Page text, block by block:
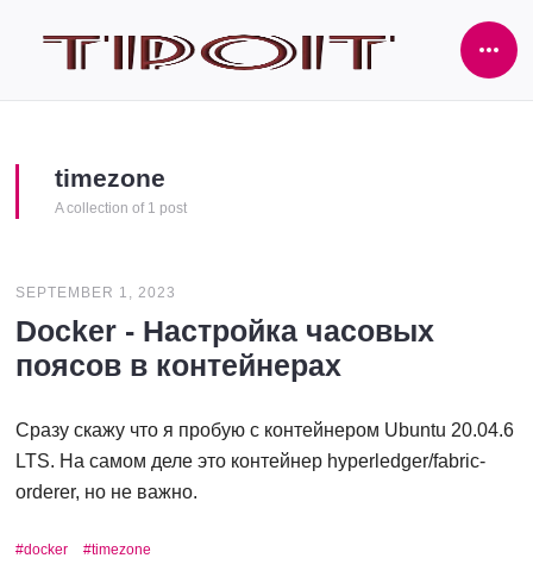
timezone
A collection of 1 post
SEPTEMBER 1, 2023
Docker - Настройка часовых
поясов в контейнерах
Сразу скажу что я пробую с контейнером Ubuntu 20.04.6
LTS. На самом деле это контейнер hyperledger/fabric-
orderer, но не важно.
docker timezone